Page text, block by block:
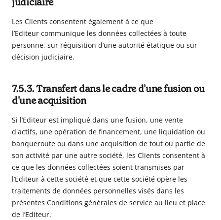
Les Clients consentent également à ce que
l’Editeur communique les données collectées à toute
personne, sur réquisition d’une autorité étatique ou sur
décision judiciaire.
7.5.3. Transfert dans le cadre d'une fusion ou
d'une acquisition
Si l’Editeur est impliqué dans une fusion, une vente
d'actifs, une opération de financement, une liquidation ou
banqueroute ou dans une acquisition de tout ou partie de
son activité par une autre société, les Clients consentent à
ce que les données collectées soient transmises par
l’Editeur à cette société et que cette société opère les
traitements de données personnelles visés dans les
présentes Conditions générales de service au lieu et place
de l’Editeur.